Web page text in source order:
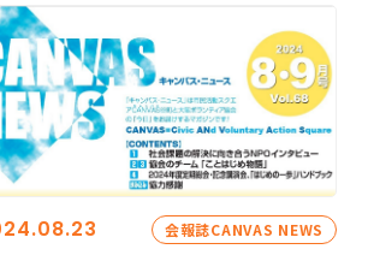
会報誌CANVAS NEWS